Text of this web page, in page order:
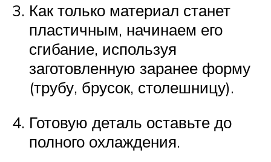
Как только материал станет
пластичным, начинаем его
сгибание, используя
заготовленную заранее форму
(трубу, брусок, столешницу).
Готовую деталь оставьте до
полного охлаждения.